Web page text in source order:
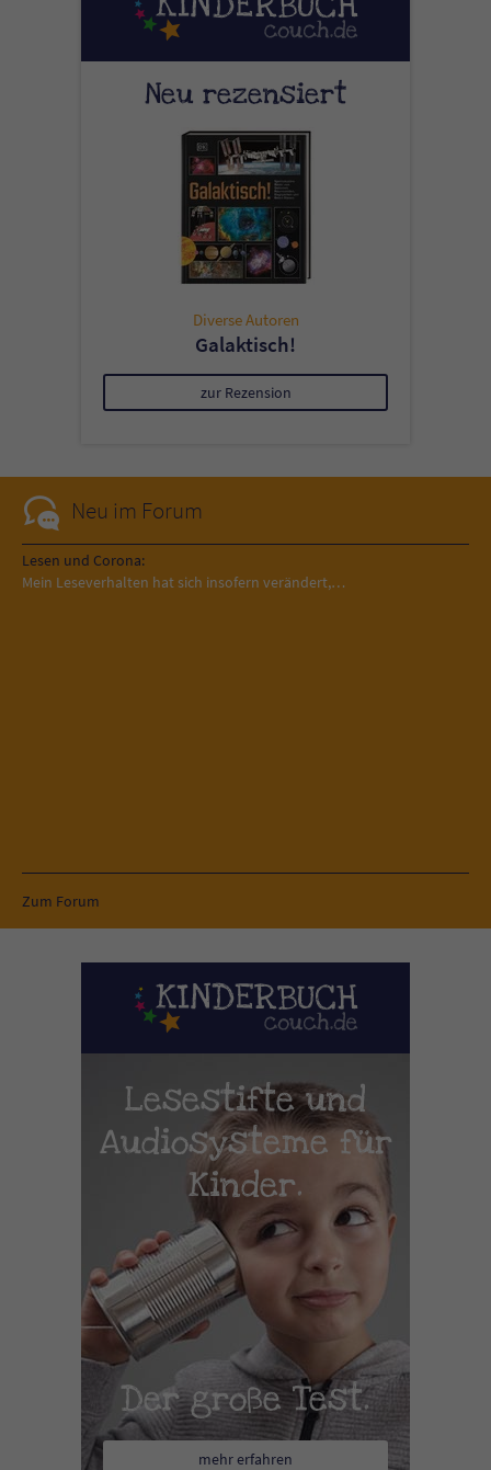
Neu rezensiert
Diverse Autoren
Galaktisch!
zur Rezension
Neu im Forum
Lesen und Corona:
Mein Leseverhalten hat sich insofern verändert,…
Zum Forum
Lesestifte und
Audiosysteme für
Kinder.
Der große Test.
mehr erfahren